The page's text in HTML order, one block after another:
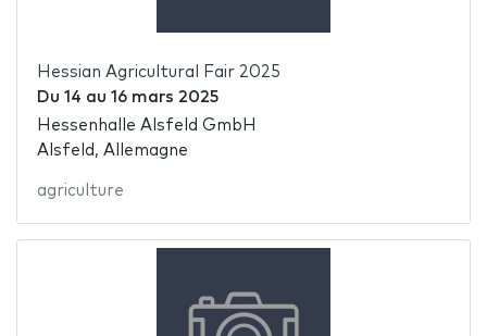
Hessian Agricultural Fair 2025
Du 14 au 16 mars 2025
Hessenhalle Alsfeld GmbH
Alsfeld, Allemagne
agriculture